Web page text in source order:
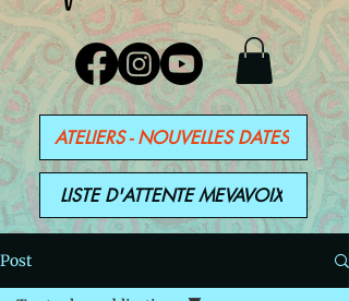
LISTE D'ATTENTE MEVAVOIX
ATELIERS - NOUVELLES DATES
Post